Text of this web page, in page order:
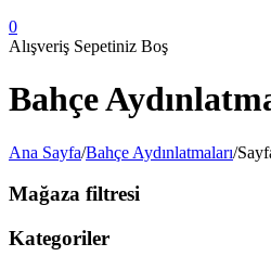
0
Alışveriş Sepetiniz Boş
Bahçe
Ana Sayfa/Bahçe Aydınlatmaları/
Mağaza filtresi
Kategoriler